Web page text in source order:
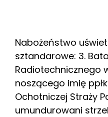
Nabożeństwo
sztandarowe: 3.
Radiotechnicznego
noszącego imię
Ochotniczej Straży
umundurowani